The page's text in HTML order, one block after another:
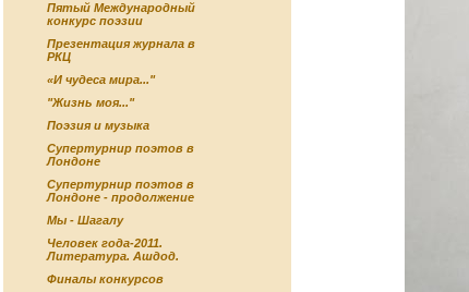
Пятый Международный
конкурс поэзии
Презентация журнала в
РКЦ
«И чудеса мира..."
"Жизнь моя..."
Поэзия и музыка
Супертурнир поэтов в
Лондоне
Супертурнир поэтов в
Лондоне - продолжение
Мы - Шагалу
Человек года-2011.
Литература. Ашдод.
Финалы конкурсов